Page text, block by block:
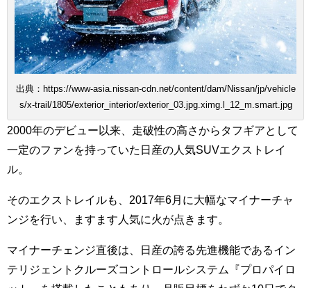
出典：https://www-asia.nissan-cdn.net/content/dam/Nissan/jp/vehicle
s/x-trail/1805/exterior_interior/exterior_03.jpg.ximg.l_12_m.smart.jpg
2000年のデビュー以来、走破性の高さからタフギアとして
一定のファンを持っていた日産の人気SUVエクストレイ
ル。
そのエクストレイルも、2017年6月に大幅なマイナーチャ
ンジを行い、ますます人気に火が点きます。
マイナーチェンジ直後は、日産の誇る先進機能であるイン
テリジェントクルーズコントロールシステム『プロパイロ